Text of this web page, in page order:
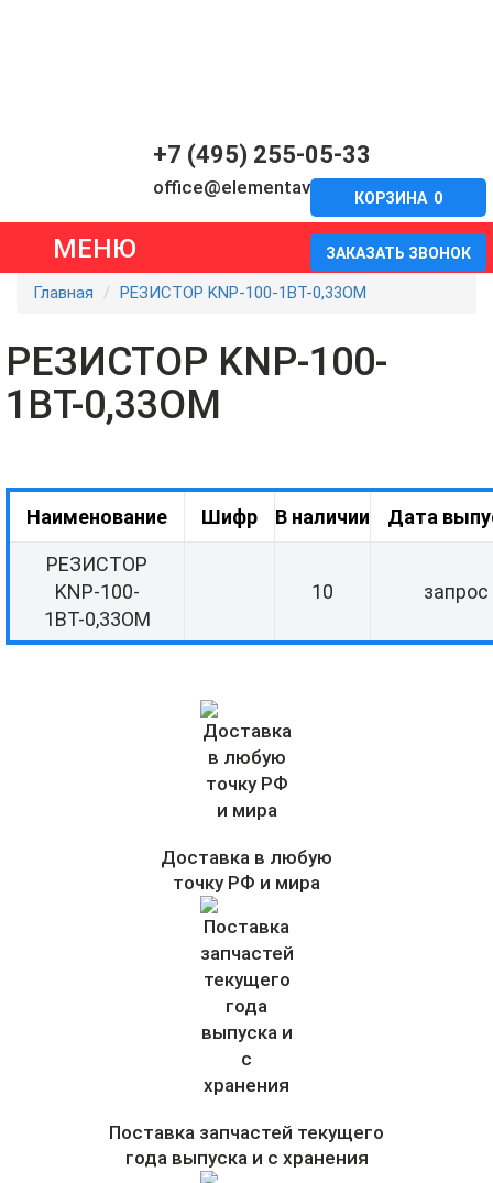
+7 (495) 255-05-33
office@elementavia.ru
ЗАКАЗАТЬ ЗВОНОК
КОРЗИНА 0
МЕНЮ
Главная РЕЗИСТОР KNP-100-1ВТ-0,33ОМ
РЕЗИСТОР KNP-100-
1ВТ-0,33ОМ
Наименование Шифр В наличии Дата
РЕЗИСТОР
KNP-100-
1ВТ-0,33ОМ
10 запрос
Доставка в любую
точку РФ и мира
Поставка запчастей текущего
года выпуска и с хранения